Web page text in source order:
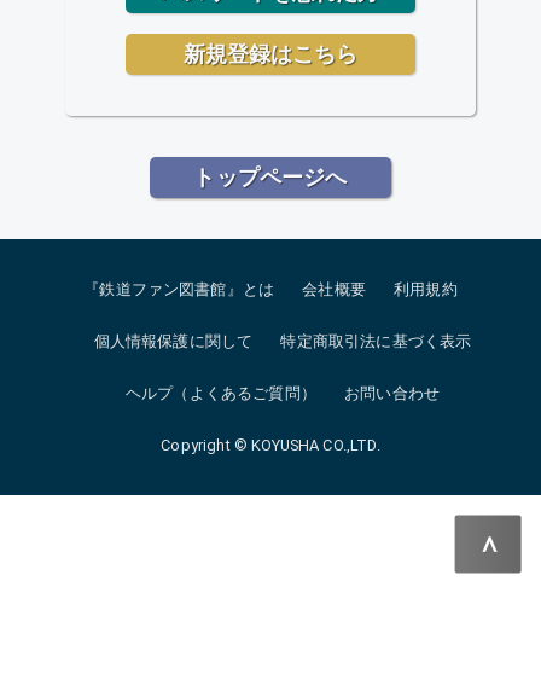
トップページへ
『鉄道ファン図書館』とは 会社概要 利用規約
個人情報保護に関して 特定商取引法に基づく表示
ヘルプ（よくあるご質問） お問い合わせ
Copyright © KOYUSHA CO.,LTD.